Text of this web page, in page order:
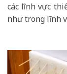
các lĩnh vực
như trong lĩnh